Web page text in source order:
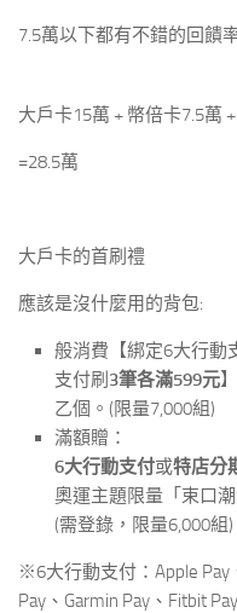
7.5萬以下都有不錯的回饋
大戶卡15萬 + 幣倍卡7.5萬 +
=28.5萬
大戶卡的首刷禮
應該是沒什麼用的背包:
般消費【綁定6大行動
支付刷 3筆各滿599元
乙個。(限量7,000組)
滿額贈：
6大行動支付或特店分
奧運主題限量「束口
(需登錄，限量6,000組)
※6大行動支付：Apple Pay
Pay、Garmin Pay、Fitbit